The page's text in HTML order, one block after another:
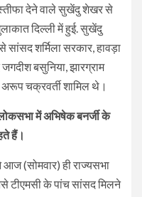
देने वाले सुखेंदु शेखर से
दिल्ली में हुई. सुखेंदु
सांसद शर्मिला सरकार, हावड़ा
बसुनिया, झारग्राम
चक्रवर्ती शामिल थे।
में अभिषेक बनर्जी के
हैं।
(सोमवार) ही राज्यसभा
टीएमसी के पांच सांसद मिलने